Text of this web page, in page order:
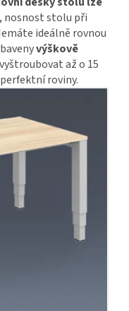
, nosnost stolu při
ideálně rovnou
výškově
až o 15
roviny.